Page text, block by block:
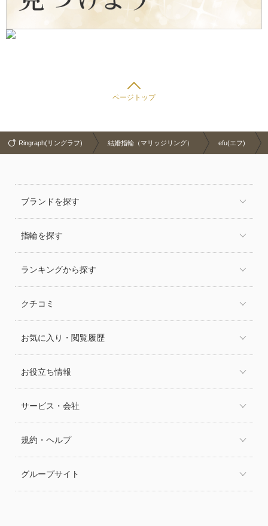
ページトップ
Ringraph(リングラフ) 結婚指輪（マリッジリング） efu(エフ)
ブランドを探す
指輪を探す
ランキングから探す
クチコミ
お気に入り・閲覧履歴
お役立ち情報
サービス・会社
規約・ヘルプ
グループサイト